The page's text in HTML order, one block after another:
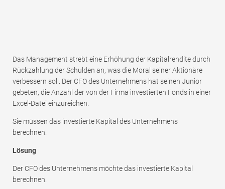
Das Management strebt eine Erhöhung der Kapitalrendite durch
Rückzahlung der Schulden an, was die Moral seiner Aktionäre
verbessern soll. Der CFO des Unternehmens hat seinen Junior
gebeten, die Anzahl der von der Firma investierten Fonds in einer
Excel-Datei einzureichen.
Sie müssen das investierte Kapital des Unternehmens
berechnen.
Lösung
Der CFO des Unternehmens möchte das investierte Kapital
berechnen.